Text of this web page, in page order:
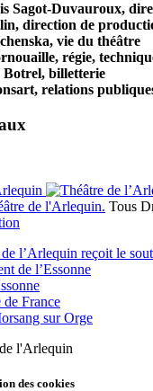
Sagot-Duvauroux,
direction de
vie du théâtre
régie,
Botrel, billetterie
relations
de l'Arlequin. Tous
l’Arlequin reçoit le
de l’Essonne
France
sur Orge
l'Arlequin
des cookies